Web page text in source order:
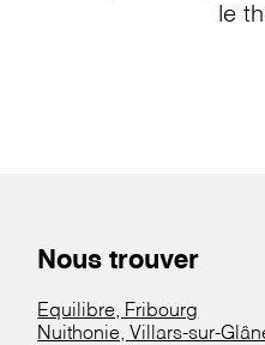
le
Nous trouver
Equilibre, Fribourg
Nuithonie, Villars-sur-